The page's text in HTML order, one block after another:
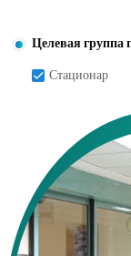
Целевая группа
Стационар